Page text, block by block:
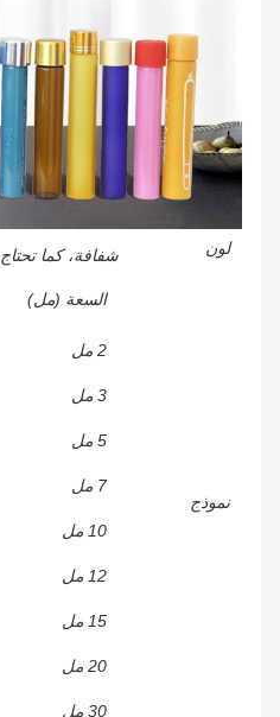
لون شفافة، كما تحتاج
نموذج
السعة (مل)
2 مل
3 مل
5 مل
7 مل
10 مل
12 مل
15 مل
20 مل
30 مل